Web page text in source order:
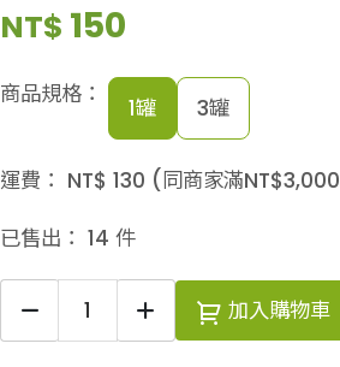
NT$ 150
商品規格： 1罐 3罐
運費： NT$ 130 (同商家滿NT$3,000
已售出： 14 件
加入購物車